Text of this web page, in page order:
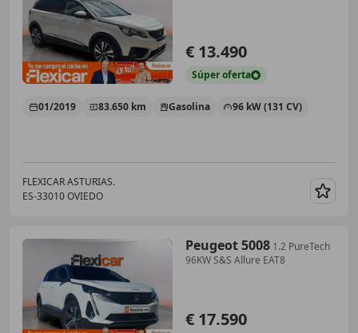
€ 13.490
Súperoferta
01/2019 83.650 km Gasolina 96 kW (131 CV)
FLEXICAR ASTURIAS.
ES-33010 OVIEDO
Peugeot 5008 1.2 PureTech
96KW S&S Allure EAT8
€ 17.590